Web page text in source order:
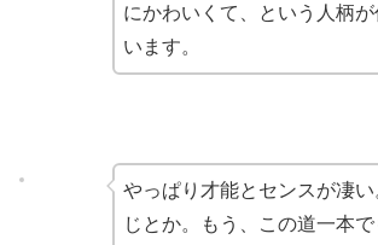
にかわいくて、という人柄
います。
やっぱり才能とセンスが凄
じとか。もう、この道一本